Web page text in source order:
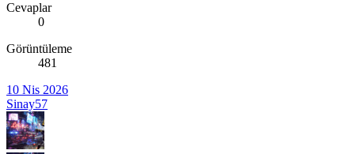
Cevaplar
0
Görüntüleme
481
10 Nis 2026
Sinay57